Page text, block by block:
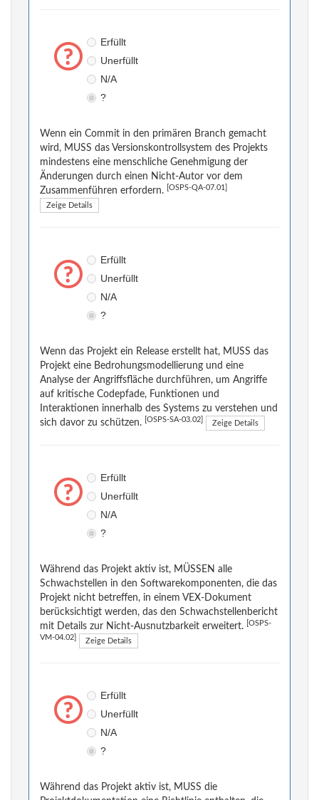
Erfüllt
Unerfüllt
N/A
?
Wenn ein Commit in den primären Branch gemacht
wird, MUSS das Versionskontrollsystem des Projekts
mindestens eine menschliche Genehmigung der
Änderungen durch einen Nicht-Autor vor dem
Zusammenführen erfordern.
[OSPS-QA-07.01]
Zeige Details
Erfüllt
Unerfüllt
N/A
?
Wenn das Projekt ein Release erstellt hat, MUSS das
Projekt eine Bedrohungsmodellierung und eine
Analyse der Angriffsfläche durchführen, um Angriffe
auf kritische Codepfade, Funktionen und
Interaktionen innerhalb des Systems zu verstehen und
sich davor zu schützen.
[OSPS-SA-03.02] Zeige Details
Erfüllt
Unerfüllt
N/A
?
Während das Projekt aktiv ist, MÜSSEN alle
Schwachstellen in den Softwarekomponenten, die das
Projekt nicht betreffen, in einem VEX-Dokument
berücksichtigt werden, das den Schwachstellenbericht
mit Details zur Nicht-Ausnutzbarkeit erweitert.
[OSPS-
VM-04.02] Zeige Details
Erfüllt
Unerfüllt
N/A
?
Während das Projekt aktiv ist, MUSS die